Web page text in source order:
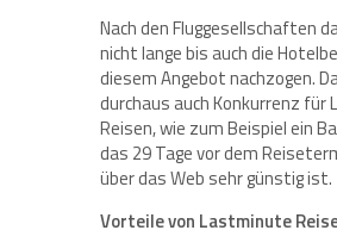
Nach den Fluggesellschaften
nicht lange bis auch die
diesem Angebot nachzogen.
durchaus auch Konkurrenz
Reisen, wie zum Beispiel ein
das 29 Tage vor dem
über das Web sehr günstig ist.
Vorteile von Lastminute